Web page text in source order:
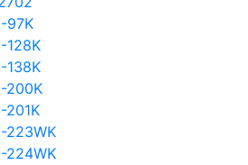
97K
128K
138K
200K
201K
223WK
224WK